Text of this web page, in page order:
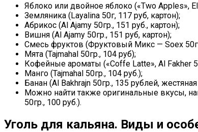
Яблоко или двойное яблоко («Two Apples», El
Земляника (Layalina 50г, 117 руб, картон);
Абрикос (Al Ajamy 50гр., 151 руб., картон);
Вишня (Al Ajamy 50гр., 151 руб, картон);
Смесь фруктов (Фруктовый Микс — Soex
Мята (Tajmahal 50гр., 104 руб);
Кофейные ароматы («Coffe Latte», Al Fakher
Манго (Tajmahal 50гр., 104 руб.);
Банан (Al Bakhrajn 50гр., 135 рублей,
Можно найти также оригинальные вкусы,
50гр., 100 руб.).
Уголь для кальяна. Виды и